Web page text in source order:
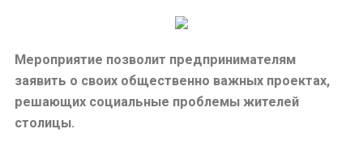
Мероприятие позволит предпринимателям
заявить о своих общественно важных проектах,
решающих социальные проблемы жителей
столицы.